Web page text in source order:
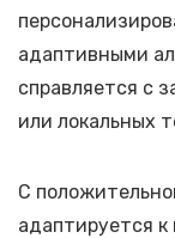
адаптивными
справляется с
или локальных
С
адаптируется